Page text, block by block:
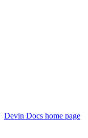
Devin Docs home page